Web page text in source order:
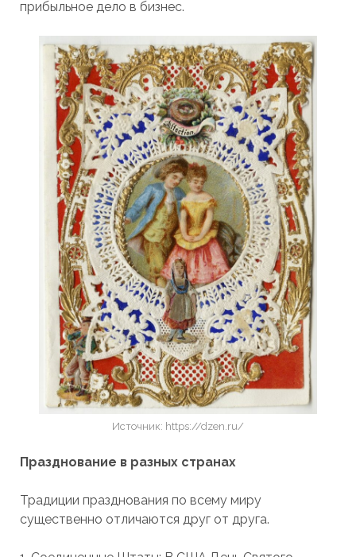
прибыльное дело в бизнес.
Источник: https://dzen.ru/
Празднование в разных странах
Традиции празднования по всему миру
существенно отличаются друг от друга.